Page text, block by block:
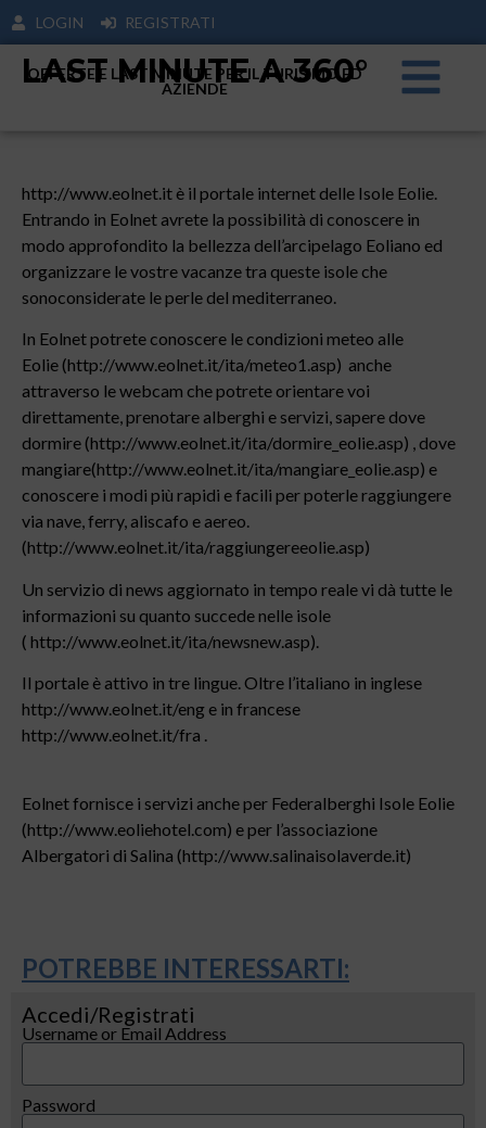
LOGIN REGISTRATI
LAST MINUTE A 360°
OFFERTE E LAST MINUTE PER IL TURISIMO ED
AZIENDE
http://www.eolnet.it è il portale internet delle Isole Eolie.
Entrando in Eolnet avrete la possibilità di conoscere in
modo approfondito la bellezza dell’arcipelago Eoliano ed
organizzare le vostre vacanze tra queste isole che
sonoconsiderate le perle del mediterraneo.
In Eolnet potrete conoscere le condizioni meteo alle
Eolie (http://www.eolnet.it/ita/meteo1.asp) anche
attraverso le webcam che potrete orientare voi
direttamente, prenotare alberghi e servizi, sapere dove
dormire (http://www.eolnet.it/ita/dormire_eolie.asp) , dove
mangiare(http://www.eolnet.it/ita/mangiare_eolie.asp) e
conoscere i modi più rapidi e facili per poterle raggiungere
via nave, ferry, aliscafo e aereo.
(http://www.eolnet.it/ita/raggiungereeolie.asp)
Un servizio di news aggiornato in tempo reale vi dà tutte le
informazioni su quanto succede nelle isole
( http://www.eolnet.it/ita/newsnew.asp).
Il portale è attivo in tre lingue. Oltre l’italiano in inglese
http://www.eolnet.it/eng e in francese
http://www.eolnet.it/fra .
Eolnet fornisce i servizi anche per Federalberghi Isole Eolie
(http://www.eoliehotel.com) e per l’associazione
Albergatori di Salina (http://www.salinaisolaverde.it)
POTREBBE INTERESSARTI:
Accedi/Registrati
Username or Email Address
Password